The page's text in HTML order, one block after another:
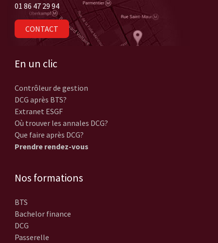
01 86 47 29 94
CONTACT
En un clic
Contrôleur de gestion
DCG après BTS?
Extranet ESGF
Où trouver les annales DCG?
Que faire après DCG?
Prendre rendez-vous
Nos formations
BTS
Bachelor finance
DCG
Passerelle